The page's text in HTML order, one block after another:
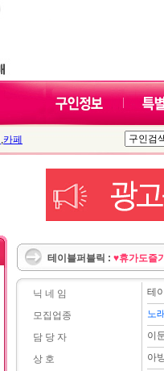
,카페
테이블퍼블릭 : ♥휴가도즐
닉 네 임
모집업종
담 당 자
상 호
테
노
이
아